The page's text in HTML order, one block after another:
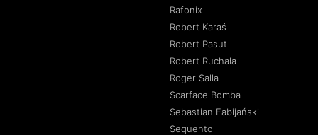
Rafonix
Robert Karaś
Robert Pasut
Robert Ruchała
Roger Salla
Scarface Bomba
Sebastian Fabijański
Sequento